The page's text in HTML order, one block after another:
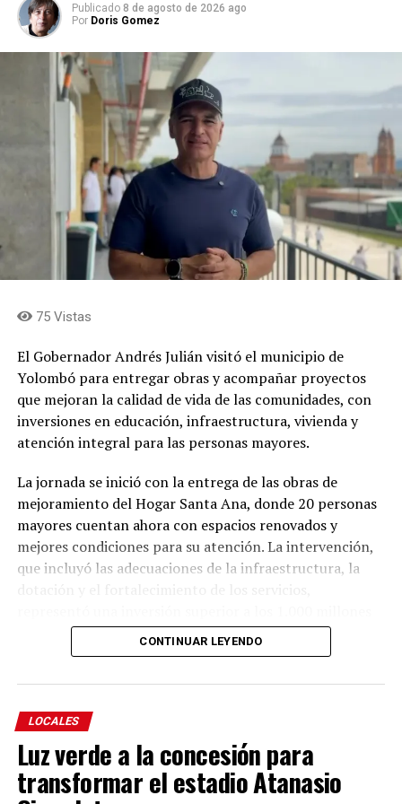
Publicado 8 de agosto de 2026 ago
Por Doris Gomez
75 Vistas
El Gobernador Andrés Julián visitó el municipio de
Yolombó para entregar obras y acompañar proyectos
que mejoran la calidad de vida de las comunidades, con
inversiones en educación, infraestructura, vivienda y
atención integral para las personas mayores.
La jornada se inició con la entrega de las obras de
mejoramiento del Hogar Santa Ana, donde 20 personas
mayores cuentan ahora con espacios renovados y
mejores condiciones para su atención. La intervención,
que incluyó las adecuaciones de la infraestructura, la
de pesos, de los cuales la Gobernación de Antioquia
aportó 914 millones y la Alcaldía de Yolombó 101
La intervención incluyó la renovación de la cubierta, la
modernización de las instalaciones sanitarias y de
servicios, el mejoramiento de la accesibilidad y la
actualización de los sistemas constructivos,
CONTINUAR LEYENDO
LOCALES
Luz verde a la concesión para
transformar el estadio Atanasio